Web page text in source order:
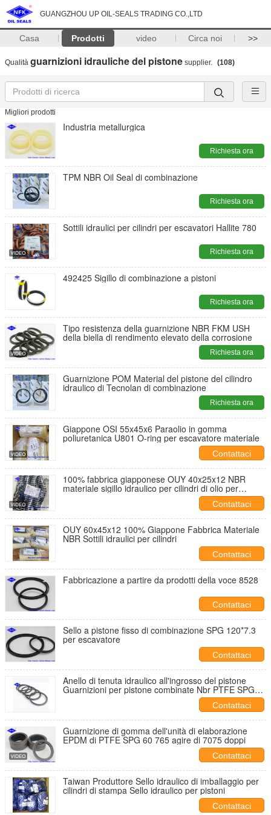
GUANGZHOU UP OIL-SEALS TRADING CO.,LTD
Casa Prodotti video Circa noi >>
Qualità guarnizioni idrauliche del pistone supplier. (108)
Migliori prodotti
Industria metallurgica
Richiesta ora
TPM NBR Oil Seal di combinazione
Richiesta ora
Sottili idraulici per cilindri per escavatori Hallite 780
Richiesta ora
492425 Sigillo di combinazione a pistoni
Richiesta ora
Tipo resistenza della guarnizione NBR FKM USH
della biella di rendimento elevato della corrosione
Richiesta ora
Guarnizione POM Material del pistone del cilindro
idraulico di Tecnolan di combinazione
Richiesta ora
Giappone OSI 55x45x6 Paraolio in gomma
poliuretanica U801 O-ring per escavatore materiale
Contattaci
100% fabbrica giapponese OUY 40x25x12 NBR
materiale sigillo idraulico per cilindri di olio per
macchine e attrezzature da costruzione
Contattaci
OUY 60x45x12 100% Giappone Fabbrica Materiale
NBR Sottili idraulici per cilindri
Contattaci
Fabbricazione a partire da prodotti della voce 8528
Contattaci
Sello a pistone fisso di combinazione SPG 120*7.3
per escavatore
Contattaci
Anello di tenuta idraulico all'ingrosso del pistone
Guarnizioni per pistone combinate Nbr PTFE SPGW
Guarnizioni per cilindri idraulici meccanici
Contattaci
Guarnizione di gomma dell'unità di elaborazione
EPDM di PTFE SPG 60 765 agire di 7075 doppi
Contattaci
Taiwan Produttore Sello idraulico di imballaggio per
cilindri di stampa Sello idraulico per pistoni
Contattaci